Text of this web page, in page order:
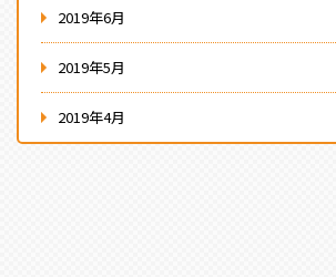
2019年6月
2019年5月
2019年4月